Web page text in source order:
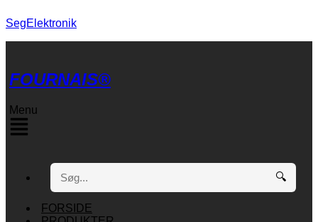
SegElektronik
FOURNAIS®
Menu
🔍
FORSIDE